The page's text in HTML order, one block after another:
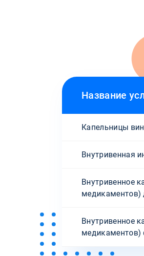
Название
Капельницы
Внутривенная
Внутривенное
медикаментов)
Внутривенное
медикаментов)